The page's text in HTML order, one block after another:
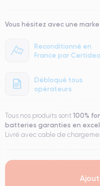
Reconditionné en
France par
Débloqué tous
opérateurs
Vous hésitez avec une
Tous nos produits sont 100%
batteries garanties en
Livré avec cable de